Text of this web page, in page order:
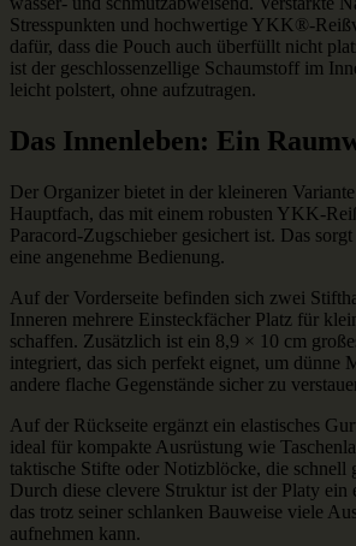
Stresspunkten und hochwertige YKK®-
dafür, dass die Pouch auch überfüllt nicht
ist der geschlossenzellige Schaumstoff im
leicht polstert, ohne aufzutragen.
Das Innenleben: Ein
Der Organizer bietet in der kleineren
Hauptfach, das mit einem robusten YKK-
Paracord-Zugschieber gesichert ist. Das
eine angenehme Bedienung.
Auf der Vorderseite befinden sich zwei
Inneren mehrere Einsteckfächer Platz für
schaffen. Zusätzlich ist ein 8,9 × 10 cm
integriert, das sich perfekt eignet, um dünne
andere flache Gegenstände sicher zu
Auf der Rückseite ergänzt ein elastisches
ideal für kompakte Ausrüstung wie
taktische Stifte oder Notizblöcke, die schnell
Durch diese clevere Struktur ist der Platy ein
das trotz seiner schlanken Bauweise viele
aufnehmen kann.